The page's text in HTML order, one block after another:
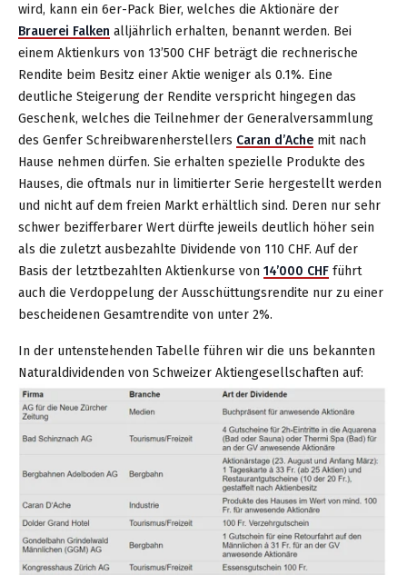
wird, kann ein 6er-Pack Bier, welches die Aktionäre der
Brauerei Falken alljährlich erhalten, benannt werden. Bei
einem Aktienkurs von 13’500 CHF beträgt die rechnerische
Rendite beim Besitz einer Aktie weniger als 0.1%. Eine
deutliche Steigerung der Rendite verspricht hingegen das
Geschenk, welches die Teilnehmer der Generalversammlung
des Genfer Schreibwarenherstellers Caran d’Ache mit nach
Hause nehmen dürfen. Sie erhalten spezielle Produkte des
Hauses, die oftmals nur in limitierter Serie hergestellt werden
und nicht auf dem freien Markt erhältlich sind. Deren nur sehr
schwer bezifferbarer Wert dürfte jeweils deutlich höher sein
als die zuletzt ausbezahlte Dividende von 110 CHF. Auf der
Basis der letztbezahlten Aktienkurse von 14’000 CHF führt
auch die Verdoppelung der Ausschüttungsrendite nur zu einer
bescheidenen Gesamtrendite von unter 2%.
In der untenstehenden Tabelle führen wir die uns bekannten
Naturaldividenden von Schweizer Aktiengesellschaften auf: